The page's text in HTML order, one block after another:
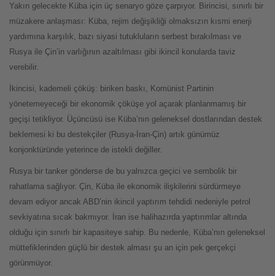
Yakın gelecekte Küba için üç senaryo göze çarpıyor. Birincisi, sınırlı bir
müzakere anlaşması: Küba, rejim değişikliği olmaksızın kısmi enerji
yardımına karşılık, bazı siyasi tutukluların serbest bırakılması ve
Rusya ile Çin’in varlığının azaltılması gibi ikincil konularda taviz
verebilir.
İkincisi, kademeli çöküş: biriken baskı, Komünist Partinin
yönetemeyeceği bir ekonomik çöküşe yol açarak planlanmamış bir
geçişi tetikliyor. Üçüncüsü ise Küba’nın geleneksel dostlarından destek
beklemesi ki bu destekçiler (Rusya-İran-Çin) artık günümüz
konjonktüründe yeterince de istekli değiller.
Rusya bir tanker gönderse de bu yalnızca geçici ve sembolik bir
rahatlama sağlıyor. Çin, Küba ile ekonomik ilişkilerini sürdürmeye
devam ediyor ancak ABD’nin ikincil yaptırım tehdidi nedeniyle petrol
sevkiyatına sıcak bakmıyor. İran ise halihazırda yaptırımlar altında
olduğu için sınırlı bir kapasiteye sahip. Bu nedenle, Küba’nın geleneksel
müttefiklerinden güçlü bir destek alması şu an için pek gerçekçi
görünmüyor.